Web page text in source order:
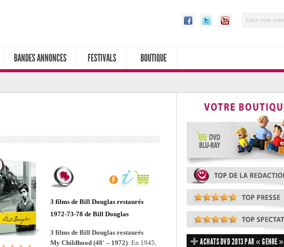
BANDES ANNONCES FESTIVALS BOUTIQUE
3 films de Bill Douglas restaurés
1972-73-78 de Bill Douglas
3 films de Bill Douglas restaurés
My Childhood (48′ – 1972): En 1945,
ACHATS DVD 2013 PAR « GENRE »